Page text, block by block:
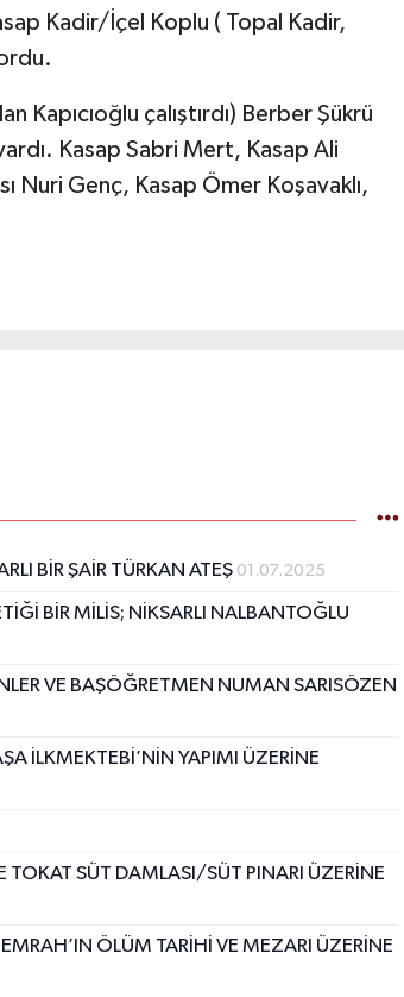
Kadir/İçel Koplu ( Topal Kadir,
Kapıcıoğlu çalıştırdı) Berber Şükrü
Kasap Sabri Mert, Kasap Ali
Nuri Genç, Kasap Ömer Koşavaklı,
BİR ŞAİR TÜRKAN ATEŞ 01.07.2025
BİR MİLİS; NİKSARLI NALBANTOĞLU
VE BAŞÖĞRETMEN NUMAN SARISÖZEN
İLKMEKTEBİ’NİN YAPIMI ÜZERİNE
SÜT DAMLASI/SÜT PINARI ÜZERİNE
ÖLÜM TARİHİ VE MEZARI ÜZERİNE